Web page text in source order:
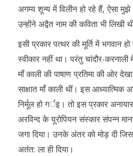
अगम्य शून्य में विलीन हो रहे हैं, ऐसा
उन्होंने अद्वैत नाम की कविता भी लिखी
इसी प्रकार पत्थर की मूर्ति में भगवान
स्वीकार नहीं था। परंतु चांदौर-
माँ काली की पाषाण प्रतिमा की ओर
साक्षात माँ काली थीं। इस
निर्मूल हो गर्इ। तो इस प्रकार
अरविन्द के यूरोपियन संस्कार संपन्न
जगा दिया। उनके अंतर को मोड़ दी
अतंत: ला ही दिया।